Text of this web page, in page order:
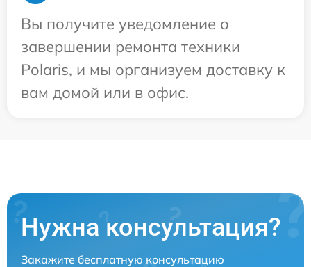
Вы получите уведомление о
завершении ремонта техники
Polaris, и мы организуем доставку к
вам домой или в офис.
Нужна консультация?
Закажите бесплатную консультацию